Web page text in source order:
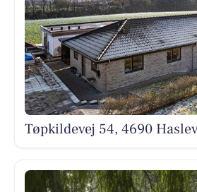
Tøpkildevej 54, 4690